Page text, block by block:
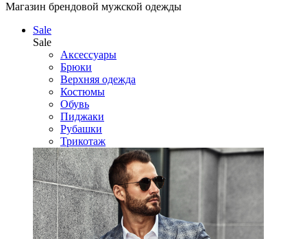
Магазин брендовой мужской одежды
Sale
Sale
Аксессуары
Брюки
Верхняя одежда
Костюмы
Обувь
Пиджаки
Рубашки
Трикотаж